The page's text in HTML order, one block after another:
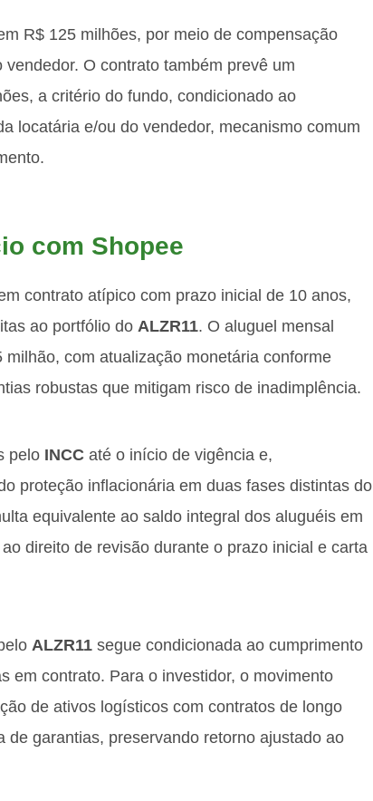
R$ 125 milhões, por meio de compensação
O contrato também prevê um
a critério do fundo, condicionado ao
locatária e/ou do vendedor, mecanismo comum
com Shopee
contrato atípico com prazo inicial de 10 anos,
ao portfólio do ALZR11. O aluguel mensal
com atualização monetária conforme
robustas que mitigam risco de inadimplência.
pelo INCC até o início de vigência e,
proteção inflacionária em duas fases distintas do
equivalente ao saldo integral dos aluguéis em
direito de revisão durante o prazo inicial e carta
ALZR11 segue condicionada ao cumprimento
em contrato. Para o investidor, o movimento
de ativos logísticos com contratos de longo
de garantias, preservando retorno ajustado ao